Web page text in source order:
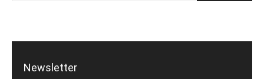
Newsletter